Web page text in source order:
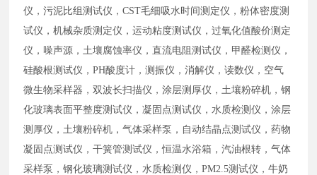
仪，污泥比组测试仪，CST毛细吸水时间测定仪，粉体密度测
试仪，机械杂质测定仪，运动粘度测试仪，过氧化值酸价测定
仪，噪声源，土壤腐蚀率仪，直流电阻测试仪，甲醛检测仪，
硅酸根测试仪，PH酸度计，测振仪，消解仪，读数仪，空气
微生物采样器，双波长扫描仪，涂层测厚仪，土壤粉碎机，钢
化玻璃表面平整度测试仪，凝固点测试仪，水质检测仪，涂层
测厚仪，土壤粉碎机，气体采样泵，自动结晶点测试仪，药物
凝固点测试仪，干簧管测试仪，恒温水浴箱，汽油根转，气体
采样泵，钢化玻璃测试仪，水质检测仪，PM2.5测试仪，牛奶